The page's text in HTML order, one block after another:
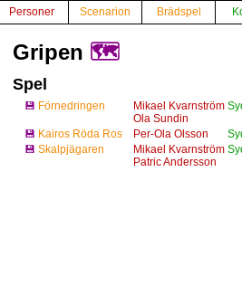
Personer Scenarion Brädspel
Gripen 🗺️
Spel
💾 Förnedringen
Mikael Kvarnström
Ola Sundin
💾 Kairos Röda Ros Per-Ola Olsson
💾 Skalpjägaren
Mikael Kvarnström
Patric Andersson